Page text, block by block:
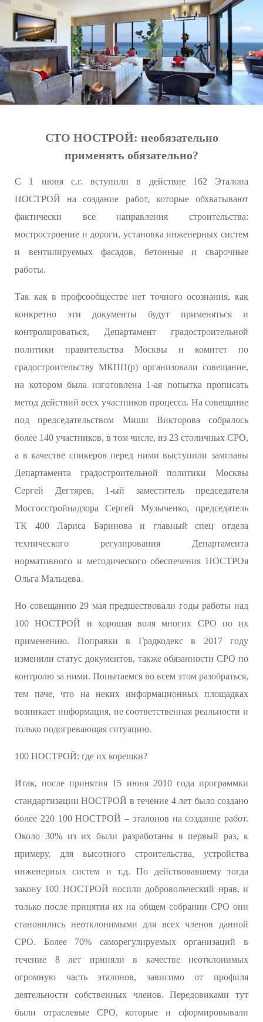
СТО НОСТРОЙ: необязательно
применять обязательно?
С 1 июня с.г. вступили в действие 162 Эталона
НОСТРОЙ на создание работ, которые обхватывают
фактически все направления строительства:
мостростроение и дороги, установка инженерных систем
и вентилируемых фасадов, бетонные и сварочные
работы.
Так как в профсообществе нет точного осознания, как
конкретно эти документы будут применяться и
контролироваться, Департамент градостроительной
политики правительства Москвы и комитет по
градостроительству МКПП(р) организовали совещание,
на котором была изготовлена 1-ая попытка прописать
метод действий всех участников процесса. На совещание
под председательством Миши Викторова собралось
более 140 участников, в том числе, из 23 столичных СРО,
а в качестве спикеров перед ними выступили замглавы
Департамента градостроительной политики Москвы
Сергей Дегтярев, 1-ый заместитель председателя
Мосгосстройнадзора Сергей Музыченко, председатель
ТК 400 Лариса Баринова и главный спец отдела
технического регулирования Департамента
нормативного и методического обеспечения НОСТРОя
Ольга Мальцева.
Но совещанию 29 мая предшествовали годы работы над
100 НОСТРОЙ и хорошая воля многих СРО по их
применению. Поправки в Градкодекс в 2017 году
изменили статус документов, также обязанности СРО по
контролю за ними. Попытаемся во всем этом разобраться,
тем паче, что на неких информационных площадках
возникает информация, не соответственная реальности и
только подогревающая ситуацию.
100 НОСТРОЙ: где их корешки?
Итак, после принятия 15 июня 2010 года программки
стандартизации НОСТРОЙ в течение 4 лет было создано
более 220 100 НОСТРОЙ – эталонов на создание работ.
Около 30% из их были разработаны в первый раз, к
примеру, для высотного строительства, устройства
инженерных систем и т.д. По действовавшему тогда
закону 100 НОСТРОЙ носили добровольческий нрав, и
только после принятия их на общем собрании СРО они
становились неотклонимыми для всех членов данной
СРО. Более 70% саморегулируемых организаций в
течение 8 лет приняли в качестве неотклонимых
огромную часть эталонов, зависимо от профиля
деятельности собственных членов. Передовиками тут
были отраслевые СРО, которые и сформировывали